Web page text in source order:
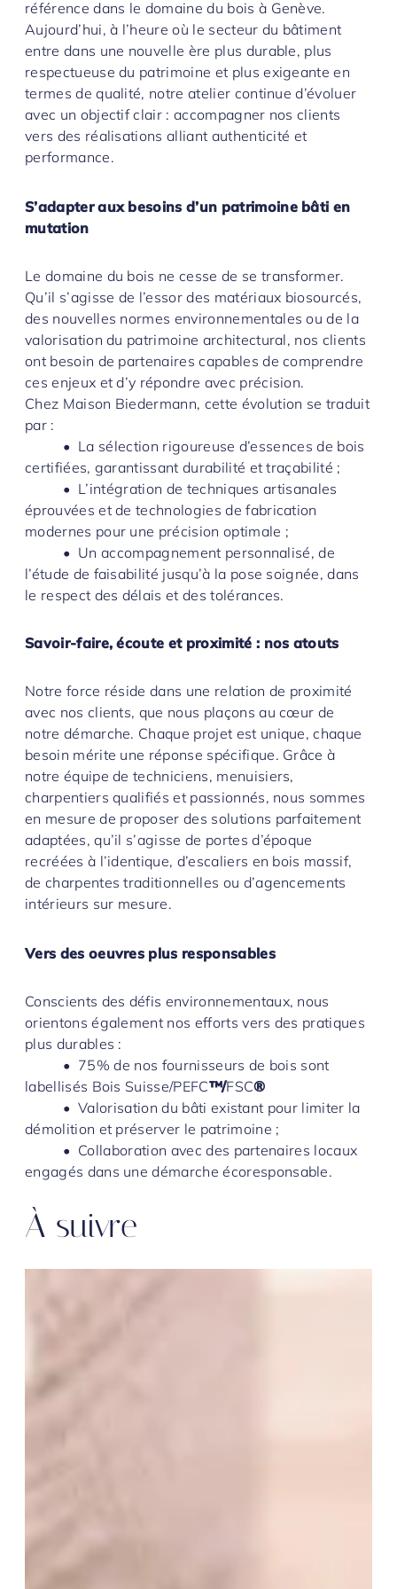
référence dans le domaine du bois à Genève.
Aujourd’hui, à l’heure où le secteur du bâtiment
entre dans une nouvelle ère plus durable, plus
respectueuse du patrimoine et plus exigeante en
termes de qualité, notre atelier continue d’évoluer
avec un objectif clair : accompagner nos clients
vers des réalisations alliant authenticité et
performance.
S’adapter aux besoins d’un patrimoine bâti en
mutation
Le domaine du bois ne cesse de se transformer.
Qu’il s’agisse de l’essor des matériaux biosourcés,
des nouvelles normes environnementales ou de la
valorisation du patrimoine architectural, nos clients
ont besoin de partenaires capables de comprendre
ces enjeux et d’y répondre avec précision.
Chez Maison Biedermann, cette évolution se traduit
par :
• La sélection rigoureuse d’essences de bois
certifiées, garantissant durabilité et traçabilité ;
• L’intégration de techniques artisanales
éprouvées et de technologies de fabrication
modernes pour une précision optimale ;
• Un accompagnement personnalisé, de
l’étude de faisabilité jusqu’à la pose soignée, dans
le respect des délais et des tolérances.
Savoir-faire, écoute et proximité : nos atouts
Notre force réside dans une relation de proximité
avec nos clients, que nous plaçons au cœur de
notre démarche. Chaque projet est unique, chaque
besoin mérite une réponse spécifique. Grâce à
notre équipe de techniciens, menuisiers,
charpentiers qualifiés et passionnés, nous sommes
en mesure de proposer des solutions parfaitement
adaptées, qu’il s’agisse de portes d’époque
recréées à l’identique, d’escaliers en bois massif,
de charpentes traditionnelles ou d’agencements
intérieurs sur mesure.
Vers des oeuvres plus responsables
Conscients des défis environnementaux, nous
orientons également nos efforts vers des pratiques
plus durables :
• 75% de nos fournisseurs de bois sont
labellisés Bois Suisse/PEFC™/FSC®
• Valorisation du bâti existant pour limiter la
démolition et préserver le patrimoine ;
• Collaboration avec des partenaires locaux
engagés dans une démarche écoresponsable.
À suivre